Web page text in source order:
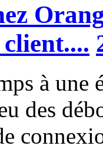
client....
à une
des